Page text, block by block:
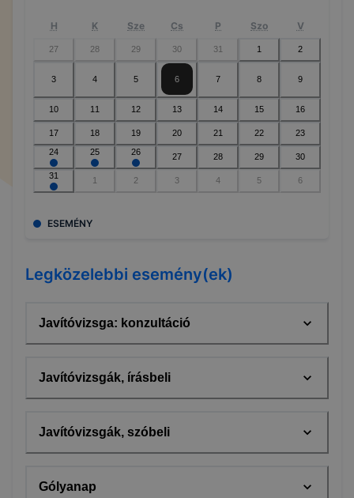
H K Sze Cs P Szo V
27 28 29 30 31 1 2
3 4 5 6 7 8 9
10 11 12 13 14 15 16
17 18 19 20 21 22
23
24
25 26 27 28 29
30
31
1 2 3 4 5 6
ESEMÉNY
Legközelebbi esemény(ek)
Javítóvizsga: konzultáció
Javítóvizsgák, írásbeli
Javítóvizsgák, szóbeli
Gólyanap